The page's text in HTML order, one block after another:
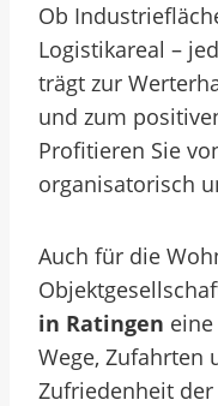
Ob
Logistikareal –
trägt zur
und zum
Profitieren Sie
organisatorisch
Auch für die
in Ratingen
Wege, Zufahrten
Zufriedenheit